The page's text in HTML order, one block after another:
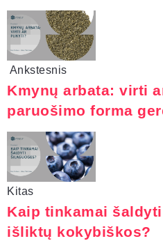
Ankstesnis
Kmynų arbata: virti
paruošimo forma
Kitas
Kaip tinkamai
išliktų kokybiškos?